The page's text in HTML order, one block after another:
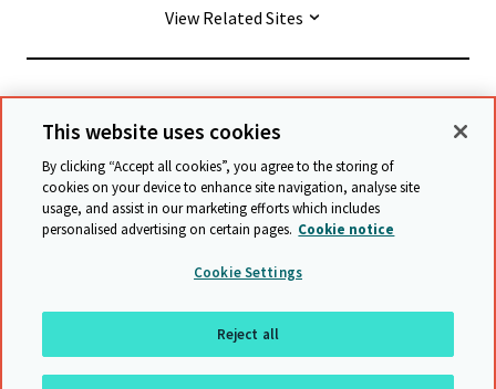
View Related Sites
© Cambridge University Press & Assessment
Conditions générales
Protection des données
Déclaration d'accessibilité
Déclaration sur l'esclavage moderne
Politique de sauvegarde
Plan du site
Retour en haut de page
This website uses cookies
By clicking “Accept all cookies”, you agree to the storing of
cookies on your device to enhance site navigation, analyse site
usage, and assist in our marketing efforts which includes
personalised advertising on certain pages. Cookie notice
Cookie Settings
Reject all